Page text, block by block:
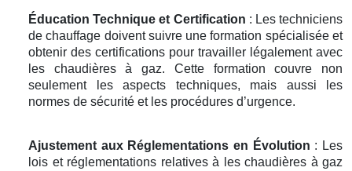
Éducation Technique et Certification : Les techniciens
de chauffage doivent suivre une formation spécialisée et
obtenir des certifications pour travailler légalement avec
les chaudières à gaz. Cette formation couvre non
seulement les aspects techniques, mais aussi les
normes de sécurité et les procédures d’urgence.
Ajustement aux Réglementations en Évolution : Les
lois et réglementations relatives à les chaudières à gaz